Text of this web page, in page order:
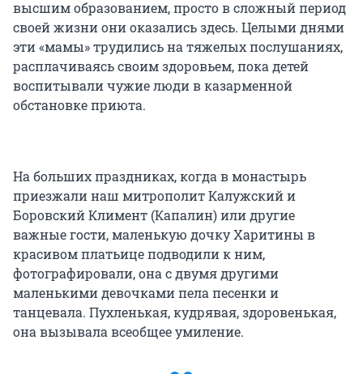
высшим образованием, просто в сложный период
своей жизни они оказались здесь. Целыми днями
эти «мамы» трудились на тяжелых послушаниях,
расплачиваясь своим здоровьем, пока детей
воспитывали чужие люди в казарменной
обстановке приюта.
На больших праздниках, когда в монастырь
приезжали наш митрополит Калужский и
Боровский Климент (Капалин) или другие
важные гости, маленькую дочку Харитины в
красивом платьице подводили к ним,
фотографировали, она с двумя другими
маленькими девочками пела песенки и
танцевала. Пухленькая, кудрявая, здоровенькая,
она вызывала всеобщее умиление.